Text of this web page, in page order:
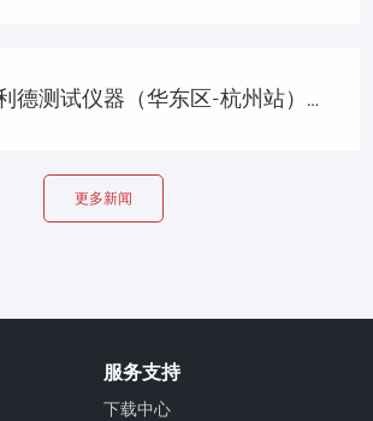
优利德测试仪器（华东区-杭州站）产品交流会圆满落幕
更多新闻
服务支持
下载中心